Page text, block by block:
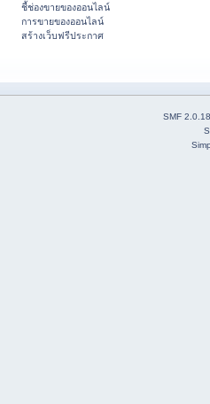
ชี้ช่องขายของออนไลน์
การขายของออนไลน์
สร้างเว็บฟรีประกาศ
SMF 2.0.18